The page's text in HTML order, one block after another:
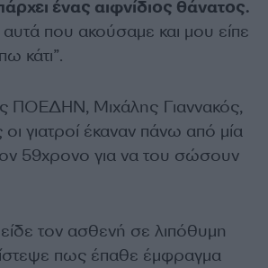
ένας αιφνίδιος θάνατος.
που ακούσαμε και μου είπε
κάτι”.
ΠΟΕΔΗΝ, Μιχάλης Γιαννακός,
γιατροί έκαναν πάνω από μία
59χρονο για να του σώσουν
τον ασθενή σε λιπόθυμη
πως έπαθε έμφραγμα